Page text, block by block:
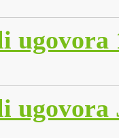
ugovora
ugovora